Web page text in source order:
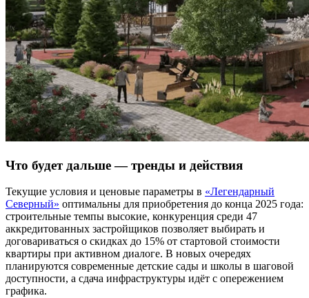
Что будет дальше — тренды и действия
Текущие условия и ценовые параметры в «Легендарный
Северный» оптимальны для приобретения до конца 2025 года:
строительные темпы высокие, конкуренция среди 47
аккредитованных застройщиков позволяет выбирать и
договариваться о скидках до 15% от стартовой стоимости
квартиры при активном диалоге. В новых очередях
планируются современные детские сады и школы в шаговой
доступности, а сдача инфраструктуры идёт с опережением
графика.